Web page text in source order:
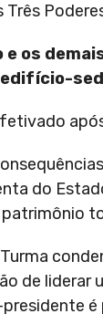
Três
e os
do
de liderar
é